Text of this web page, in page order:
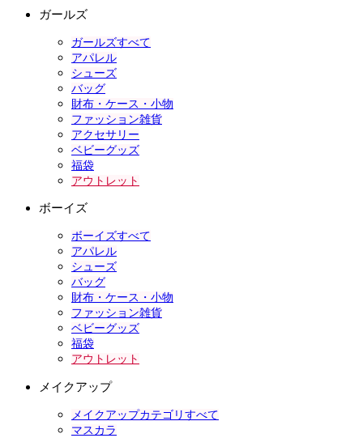
ガールズ
ガールズすべて
アパレル
シューズ
バッグ
財布・ケース・小物
ファッション雑貨
アクセサリー
ベビーグッズ
福袋
アウトレット
ボーイズ
ボーイズすべて
アパレル
シューズ
バッグ
財布・ケース・小物
ファッション雑貨
ベビーグッズ
福袋
アウトレット
メイクアップ
メイクアップカテゴリすべて
マスカラ